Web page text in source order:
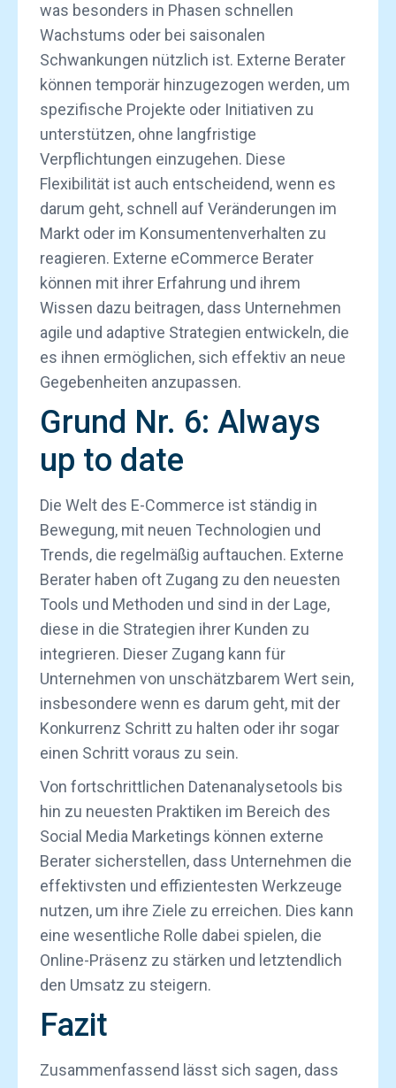
was besonders in Phasen schnellen
Wachstums oder bei saisonalen
Schwankungen nützlich ist. Externe Berater
können temporär hinzugezogen werden, um
spezifische Projekte oder Initiativen zu
unterstützen, ohne langfristige
Verpflichtungen einzugehen. Diese
Flexibilität ist auch entscheidend, wenn es
darum geht, schnell auf Veränderungen im
Markt oder im Konsumentenverhalten zu
reagieren. Externe eCommerce Berater
können mit ihrer Erfahrung und ihrem
Wissen dazu beitragen, dass Unternehmen
agile und adaptive Strategien entwickeln, die
es ihnen ermöglichen, sich effektiv an neue
Gegebenheiten anzupassen.
Grund Nr. 6: Always
up to date
Die Welt des E-Commerce ist ständig in
Bewegung, mit neuen Technologien und
Trends, die regelmäßig auftauchen. Externe
Berater haben oft Zugang zu den neuesten
Tools und Methoden und sind in der Lage,
diese in die Strategien ihrer Kunden zu
integrieren. Dieser Zugang kann für
Unternehmen von unschätzbarem Wert sein,
insbesondere wenn es darum geht, mit der
Konkurrenz Schritt zu halten oder ihr sogar
einen Schritt voraus zu sein.
Von fortschrittlichen Datenanalysetools bis
hin zu neuesten Praktiken im Bereich des
Social Media Marketings können externe
Berater sicherstellen, dass Unternehmen die
effektivsten und effizientesten Werkzeuge
nutzen, um ihre Ziele zu erreichen. Dies kann
eine wesentliche Rolle dabei spielen, die
Online-Präsenz zu stärken und letztendlich
den Umsatz zu steigern.
Fazit
Zusammenfassend lässt sich sagen, dass